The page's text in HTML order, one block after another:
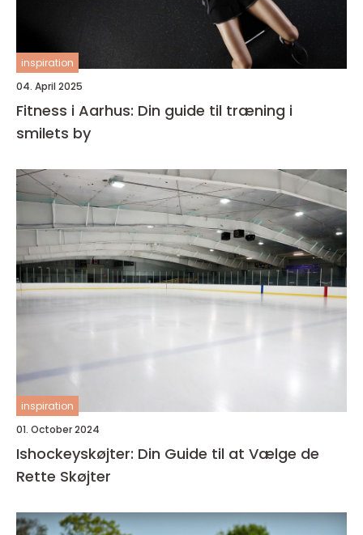
inspiration
04. April 2025
Fitness i Aarhus: Din guide til træning i
smilets by
inspiration
01. October 2024
Ishockeyskøjter: Din Guide til at Vælge de
Rette Skøjter